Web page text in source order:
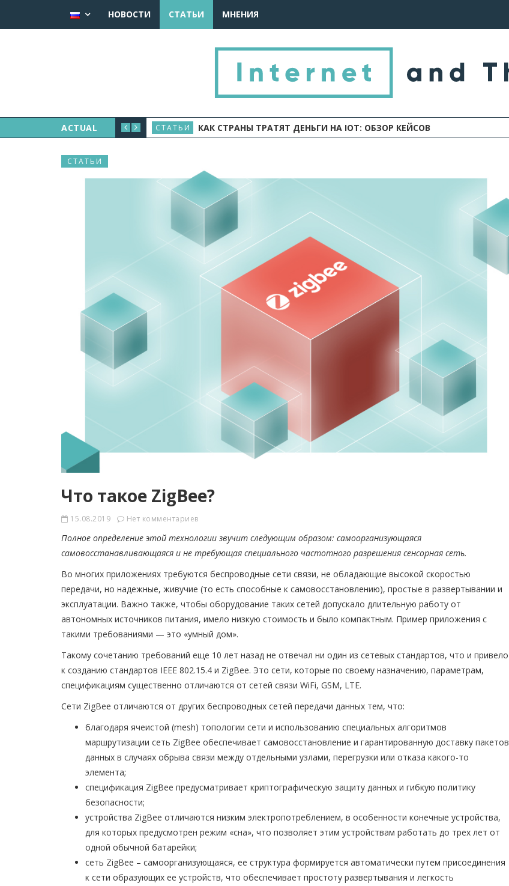
НОВОСТИ СТАТЬИ МНЕНИЯ
ACTUAL СТАТЬИ КАК СТРАНЫ ТРАТЯТ ДЕНЬГИ НА IOT: ОБЗОР КЕЙСОВ
СТАТЬИ
Что такое ZigВee?
15.08.2019 Нет комментариев
Полное определение этой технологии звучит следующим образом: самоорганизующаяся
самовосстанавливающаяся и не требующая специального частотного разрешения сенсорная сеть.
Во многих приложениях требуются беспроводные сети связи, не обладающие высокой скоростью
передачи, но надежные, живучие (то есть способные к самовосстановлению), простые в развертывании и
эксплуатации. Важно также, чтобы оборудование таких сетей допускало длительную работу от
автономных источников питания, имело низкую стоимость и было компактным. Пример приложения с
такими требованиями — это «умный дом».
Такому сочетанию требований еще 10 лет назад не отвечал ни один из сетевых стандартов, что и привело
к созданию стандартов IEEE 802.15.4 и ZigBee. Это сети, которые по своему назначению, параметрам,
спецификациям существенно отличаются от сетей связи WiFi, GSM, LTE.
Сети ZigBee отличаются от других беспроводных сетей передачи данных тем, что:
благодаря ячеистой (mesh) топологии сети и использованию специальных алгоритмов
маршрутизации сеть ZigBee обеспечивает самовосстановление и гарантированную доставку пакетов
данных в случаях обрыва связи между отдельными узлами, перегрузки или отказа какого-то
элемента;
спецификация ZigBee предусматривает криптографическую защиту данных и гибкую политику
безопасности;
устройства ZigBee отличаются низким электропотреблением, в особенности конечные устройства,
для которых предусмотрен режим «сна», что позволяет этим устройствам работать до трех лет от
одной обычной батарейки;
сеть ZigBee – самоорганизующаяся, ее структура формируется автоматически путем присоединения
к сети образующих ее устройств, что обеспечивает простоту развертывания и легкость